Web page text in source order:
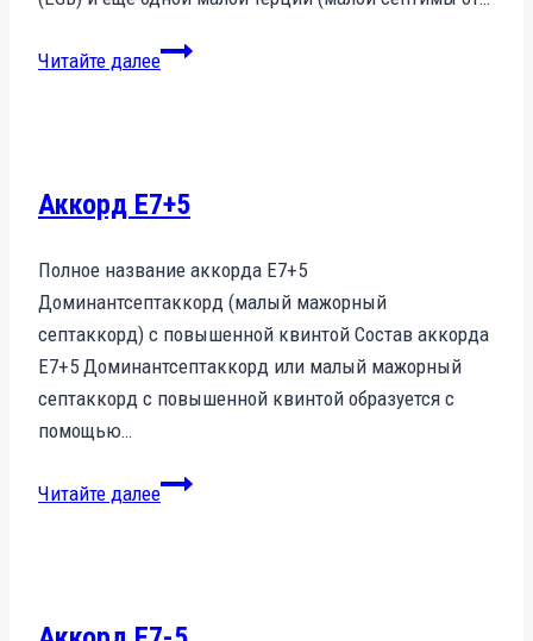
Читайте далееАккорд
Аккорд E7+5
Полное название аккорда E7+5
Доминантсептаккорд (малый мажорный
септаккорд) с повышенной квинтой Состав аккорда
E7+5 Доминантсептаккорд или малый мажорный
септаккорд с повышенной квинтой образуется с
помощью…
Читайте далееАккорд